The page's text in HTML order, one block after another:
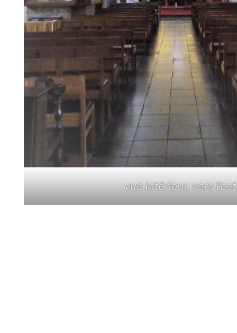
vue intérieur, vers l'est